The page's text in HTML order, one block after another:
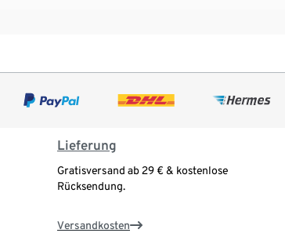
Lieferung
Gratisversand ab 29 € & kostenlose
Rücksendung.
Versandkosten